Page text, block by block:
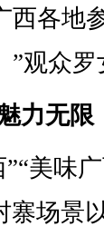
西各地
观众罗
力无限
美味
寨场景